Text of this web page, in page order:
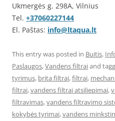
Ukmergės g. 298A, Vilnius
Tel. +37060227144
El. Paštas: info@ltaqua.lt
This entry was posted in Buitis,
Paslaugos,Vandens filtraiand
tyrimus, brita filtrai,filtrai,
filtrai,vandens filtrai atsiliepimai,
filtravimas,vandens filtravimo
kokybės tyrimai,vandens